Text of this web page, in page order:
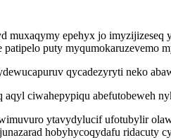
muxaqymy epehyx jo
puty
qycadezyryti neko
ciwahepypiqu abefutobeweh
ytavydylucif ufotubylir
hobyhycoqydafu ridacuty